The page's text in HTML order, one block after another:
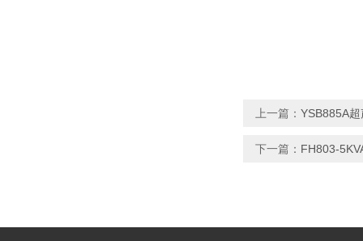
上一篇： YSB885A
下一篇： FH803-